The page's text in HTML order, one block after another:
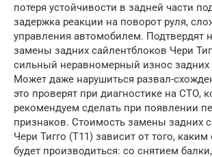
потеря устойчивости в задней части
задержка реакции на поворот руля,
управления автомобилем. Подтвердят
замены задних сайлентблоков Чери
сильный неравномерный износ
Может даже нарушиться развал-
это проверят при диагностике на СТО,
рекомендуем сделать при появлении
признаков. Стоимость замены задних
Чери Тигго (Т11) зависит от того,
будет производиться: со снятием